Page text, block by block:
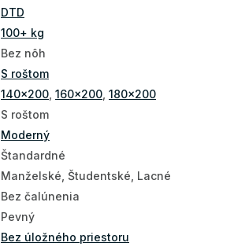
DTD
100+ kg
Bez nôh
S roštom
140x200 160x200 180x200
S roštom
Moderný
Štandardné
Manželské, Študentské, Lacné
Bez čalúnenia
Pevný
Bez úložného priestoru